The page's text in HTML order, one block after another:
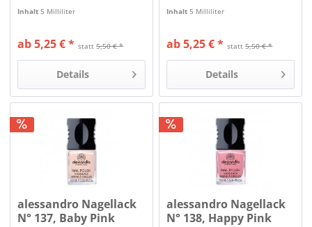
Inhalt 5 Milliliter
statt5,50 € *
ab 5,25 € *
Details
Inhalt 5 Milliliter
statt5,50 € *
ab 5,25 € *
Details
alessandro Nagellack
N° 137, Baby Pink
alessandro Nagellack
N° 138, Happy Pink